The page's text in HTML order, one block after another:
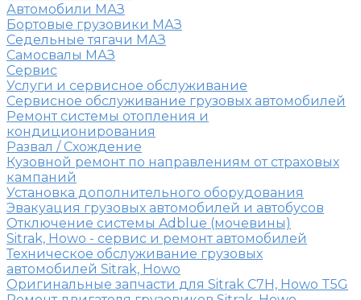
Автомобили МАЗ
Бортовые грузовики МАЗ
Седельные тягачи МАЗ
Самосвалы МАЗ
Сервис
Услуги и сервисное обслуживание
Сервисное обслуживание грузовых автомобилей
Ремонт системы отопления и
кондиционирования
Развал / Схождение
Кузовной ремонт по направлениям от страховых
кампаний
Установка дополнительного оборудования
Эвакуация грузовых автомобилей и автобусов
Отключение системы Adblue (мочевины)
Sitrak, Howo - сервис и ремонт автомобилей
Техническое обслуживание грузовых
автомобилей Sitrak, Howo
Оригинальные запчасти для Sitrak C7H, Howo T5G